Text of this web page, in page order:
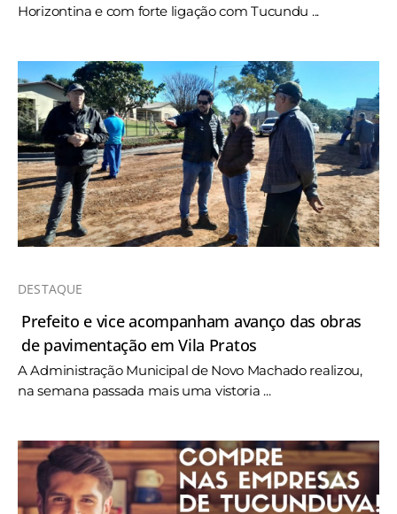
Horizontina e com forte ligação com Tucundu ...
DESTAQUE
Prefeito e vice acompanham avanço das obras
de pavimentação em Vila Pratos
A Administração Municipal de Novo Machado realizou,
na semana passada mais uma vistoria ...